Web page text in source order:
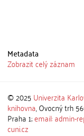
Metadata
Zobrazit celý záznam
© 2025 Univerzita
knihovna, Ovocný trh
Praha 1;email: admin-
cuni.cz